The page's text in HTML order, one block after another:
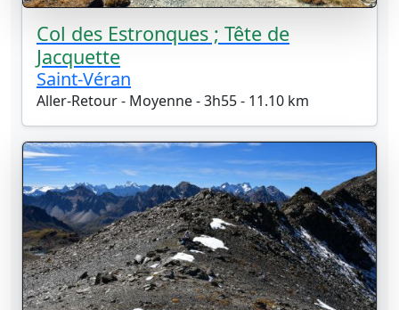
Col des Estronques ; Tête de
Jacquette
Saint-Véran
Aller-Retour - Moyenne - 3h55 - 11.10 km